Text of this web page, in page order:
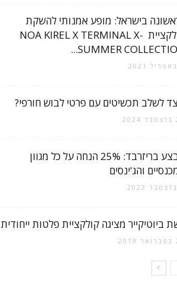
בישראל: מופע אמנותי להשקת
קולקציית NOA KIREL X TERMINAL X-
SUMMER
לשלב תכשיטים עם פרטי לבוש חורפי?
מבצע בריזרבד: 25% הנחה על כל מגוון
והג'ינסים
ביוטיקייר מציגה קולקציית פלטות ייחודית